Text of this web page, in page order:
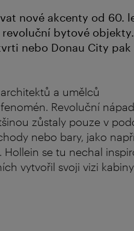
nové akcenty od 60.
bytové
nebo Donau City pak
a umělců
Revoluční
zůstaly pouze v
nebo bary, jako
Hollein se tu nechal
vytvořil svoji vizi kabiny